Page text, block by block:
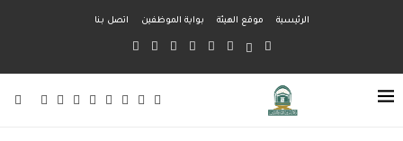
الرئيسية موقع الهيئة بواية الموظفين اتصل بنا